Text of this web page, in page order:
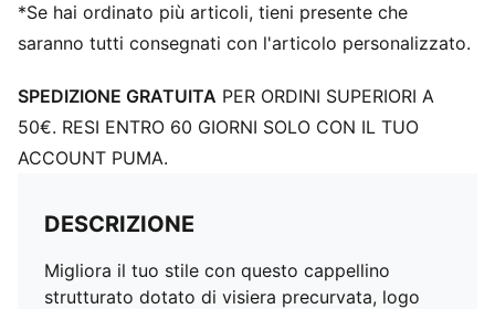
*Se hai ordinato più articoli, tieni presente che
saranno tutti consegnati con l'articolo personalizzato.
SPEDIZIONE GRATUITA PER ORDINI SUPERIORI A
50€. RESI ENTRO 60 GIORNI SOLO CON IL TUO
ACCOUNT PUMA.
DESCRIZIONE
Migliora il tuo stile con questo cappellino
strutturato dotato di visiera precurvata, logo